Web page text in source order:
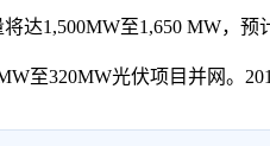
1,500MW至1,650 MW，预
320MW光伏项目并网。